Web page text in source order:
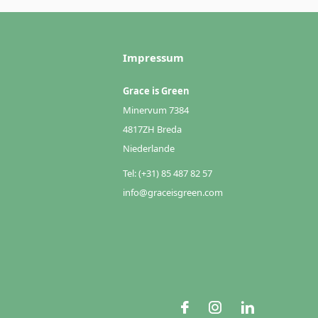
Impressum
Grace is Green
Minervum 7384
4817ZH Breda
Niederlande
Tel: (+31) 85 487 82 57
info@graceisgreen.com